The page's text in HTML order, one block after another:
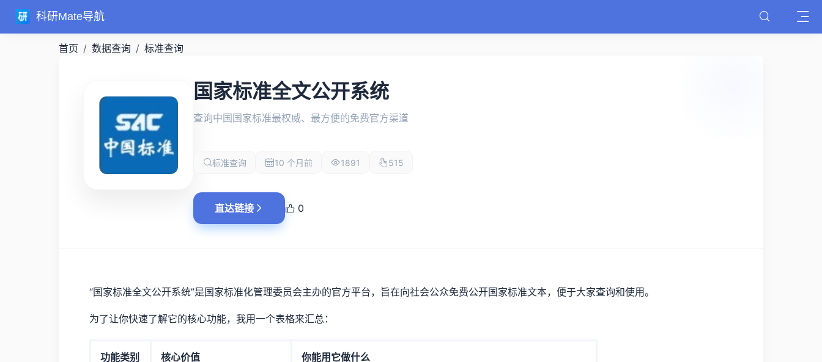
科研Mate导航
首页 数据查询 标准查询
国家标准全文公开系统
查询中国国家标准最权威、最方便的免费官方渠道
标准查询 10 个月前 1891 515
直达链接 0
“国家标准全文公开系统”是国家标准化管理委员会主办的官方平台，旨在向社会公众免费公开国家标准文本，便于大家查询和使用。
为了让你快速了解它的核心功能，我用一个表格来汇总：
功能类别 核心价值 你能用它做什么